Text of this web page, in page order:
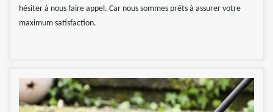
hésiter à nous faire appel. Car nous sommes prêts à assurer votre
maximum satisfaction.